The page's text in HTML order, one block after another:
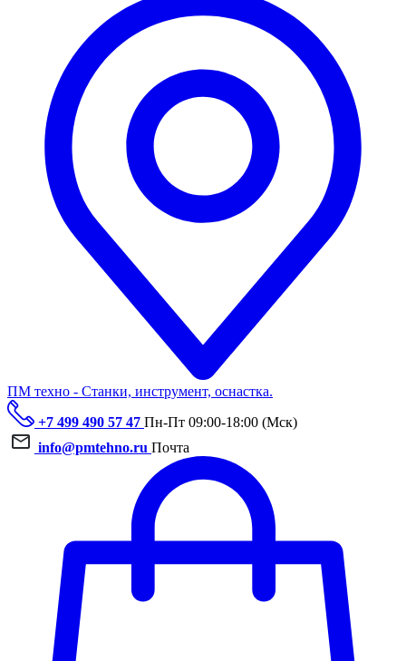
ПМ техно - Станки, инструмент, оснастка.
+7 499 490 57 47 Пн-Пт 09:00-18:00 (Мск)
info@pmtehno.ru Почта